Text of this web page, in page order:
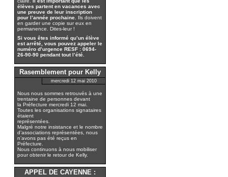
élèves partent en vacances avec
une preuve de leur inscription
pour l’année prochaine. Ils doivent
en garder une copie sur eux en
permanence. Dites-leur !
Si vous êtes informé qu’un élève
est arrêté, vous pouvez appeler le
numéro d’urgence RESF : 0694-
26-90-90 pendant tout l’été.
Rasemblement pour Kelly
mercredi 12 mai 2010
Nous nous sommes retrouvés à une
trentaine de personnes devant
la Préfecture mercredi 12 mai.
Toutes les organisations signataires
étaient
représentées.
Malgré notre insistance et le nombre
d’associations représentées, nous
n’avons pas été reçus en
Préfecture.
Nous continuons à nous mobiliser
pour obtenir le retour de Kelly.
APPEL DE CAYENNE :